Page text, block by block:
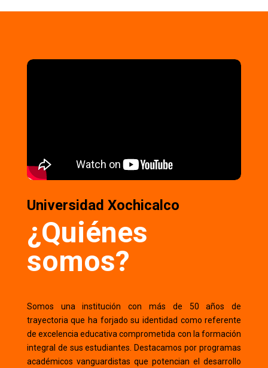
Universidad Xochicalco
¿Quiénes
somos?
Somos una institución con más de 50 años de
trayectoria que ha forjado su identidad como referente
de excelencia educativa comprometida con la formación
integral de sus estudiantes. Destacamos por programas
académicos vanguardistas que potencian el desarrollo